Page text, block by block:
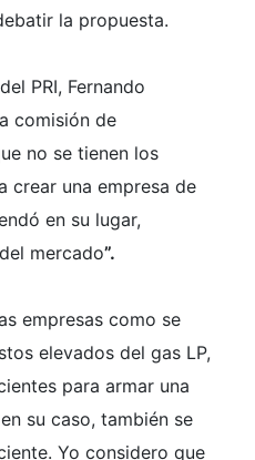
la propuesta.
PRI, Fernando
comisión de
no se tienen los
crear una empresa de
en su lugar,
mercado”.
empresas como se
elevados del gas LP,
para armar una
su caso, también se
Yo considero que